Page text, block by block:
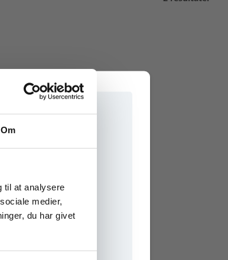
Om
til at analysere
medier,
du har givet